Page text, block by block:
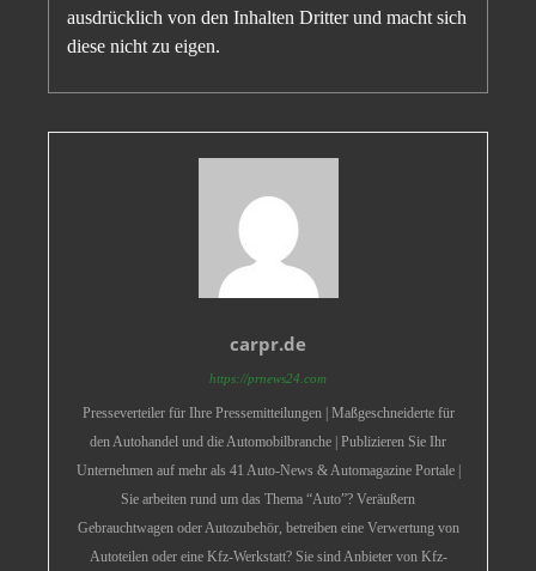
ausdrücklich von den Inhalten Dritter und macht sich
diese nicht zu eigen.
carpr.de
https://prnews24.com
Presseverteiler für Ihre Pressemitteilungen | Maßgeschneiderte für
den Autohandel und die Automobilbranche | Publizieren Sie Ihr
Unternehmen auf mehr als 41 Auto-News & Automagazine Portale |
Sie arbeiten rund um das Thema “Auto”? Veräußern
Gebrauchtwagen oder Autozubehör, betreiben eine Verwertung von
Autoteilen oder eine Kfz-Werkstatt? Sie sind Anbieter von Kfz-